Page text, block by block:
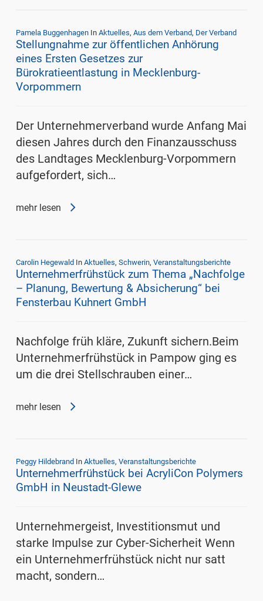
Pamela Buggenhagen In Aktuelles, Aus dem Verband, Der Verband
Stellungnahme zur öffentlichen Anhörung
eines Ersten Gesetzes zur
Bürokratieentlastung in Mecklenburg-
Vorpommern
Der Unternehmerverband wurde Anfang Mai
diesen Jahres durch den Finanzausschuss
des Landtages Mecklenburg-Vorpommern
aufgefordert, sich…
mehr lesen
Carolin Hegewald In Aktuelles, Schwerin, Veranstaltungsberichte
Unternehmerfrühstück zum Thema „Nachfolge
– Planung, Bewertung & Absicherung“ bei
Fensterbau Kuhnert GmbH
Nachfolge früh kläre, Zukunft sichern.Beim
Unternehmerfrühstück in Pampow ging es
um die drei Stellschrauben einer…
mehr lesen
Peggy Hildebrand In Aktuelles, Veranstaltungsberichte
Unternehmerfrühstück bei AcryliCon Polymers
GmbH in Neustadt-Glewe
Unternehmergeist, Investitionsmut und
starke Impulse zur Cyber-Sicherheit Wenn
ein Unternehmerfrühstück nicht nur satt
macht, sondern…